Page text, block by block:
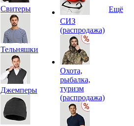
Свитеры
Тельняшки
Джемперы
СИЗ
(распродажа)
Охота,
рыбалка,
туризм
(распродажа)
Ещё